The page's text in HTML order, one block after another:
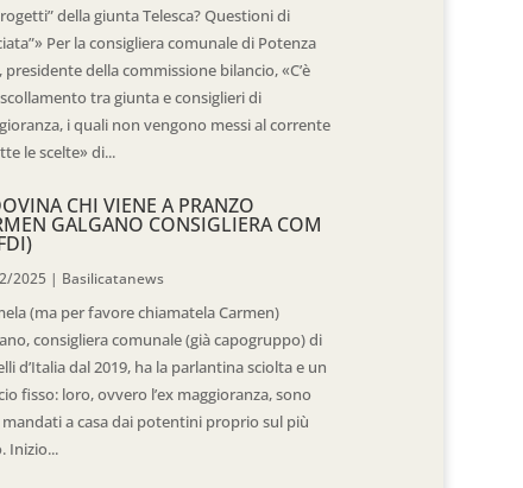
della giunta Telesca? Questioni di
Per la consigliera comunale di Potenza
presidente della commissione bilancio, «C’è
tra giunta e consiglieri di
i quali non vengono messi al corrente
le scelte» di...
CHI VIENE A PRANZO
GALGANO CONSIGLIERA COM
2025 | Basilicatanews
(ma per favore chiamatela Carmen)
consigliera comunale (già capogruppo) di
d’Italia dal 2019, ha la parlantina sciolta e un
fisso: loro, ovvero l’ex maggioranza, sono
a casa dai potentini proprio sul più
Inizio...